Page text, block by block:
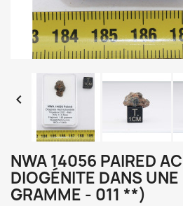

NWA 14056 PAIRED
DIOGÉNITE DANS
GRAMME - 011 **)